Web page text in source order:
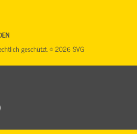
geschützt. © 2026 SVG